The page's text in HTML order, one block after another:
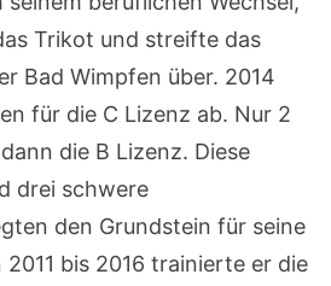
Trikot und streifte das
Bad Wimpfen über. 2014
für die C Lizenz ab. Nur 2
die B Lizenz. Diese
drei schwere
den Grundstein für seine
bis 2016 trainierte er die